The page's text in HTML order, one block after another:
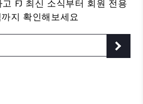
FJ 최신 소식부터 회원 전용
지 확인해보세요